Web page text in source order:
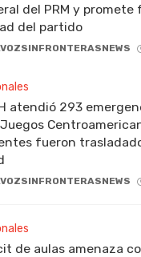
del PRM y
del partido
atendió 293
fueron
de aulas amenaza